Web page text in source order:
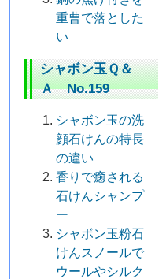
重曹で落とした
い
シャボン玉Ｑ＆
Ａ No.159
シャボン玉の洗
顔石けんの特長
の違い
香りで癒される
石けんシャンプ
ー
シャボン玉粉石
けんスノールで
ウールやシルク